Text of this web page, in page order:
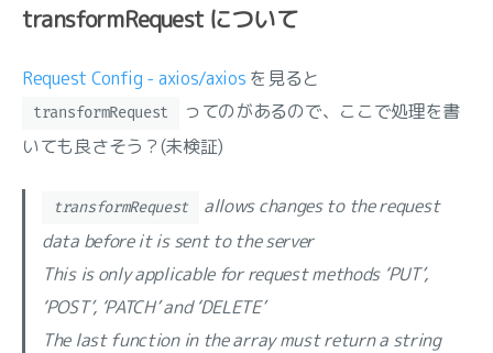
transformRequest について
Request Config - axios/axios を見ると
transformRequest
ってのがあるので、ここで処理を書
いても良さそう？(未検証)
transformRequest
allows changes to the request
data before it is sent to the server
This is only applicable for request methods ‘PUT’,
‘POST’, ‘PATCH’ and ‘DELETE’
The last function in the array must return a string